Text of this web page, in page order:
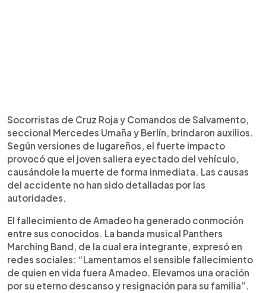
Socorristas de Cruz Roja y Comandos de Salvamento,
seccional Mercedes Umaña y Berlín, brindaron auxilios.
Según versiones de lugareños, el fuerte impacto
provocó que el joven saliera eyectado del vehículo,
causándole la muerte de forma inmediata. Las causas
del accidente no han sido detalladas por las
autoridades.
El fallecimiento de Amadeo ha generado conmoción
entre sus conocidos. La banda musical Panthers
Marching Band, de la cual era integrante, expresó en
redes sociales: “Lamentamos el sensible fallecimiento
de quien en vida fuera Amadeo. Elevamos una oración
por su eterno descanso y resignación para su familia”.